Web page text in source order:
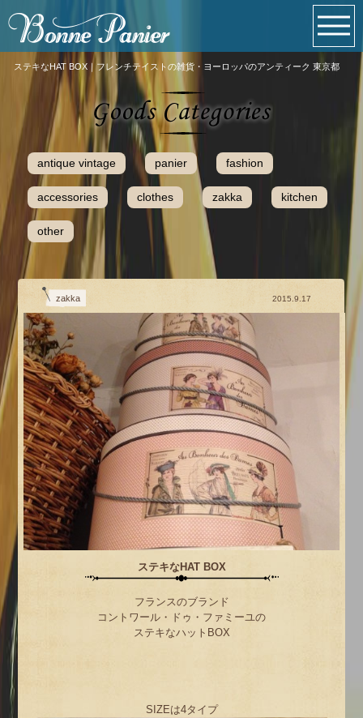
ステキなHAT BOX｜フレンチテイストの雑貨・ヨーロッパのアンティーク 東京都
antique vintage panier fashion
accessories clothes zakka kitchen
other
zakka 2015.9.17
ステキなHAT BOX
フランスのブランド
コントワール・ドゥ・ファミーユの
ステキなハットBOX
SIZEは4タイプ